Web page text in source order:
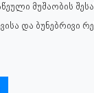
მუშაობის
და ბუნებრივი